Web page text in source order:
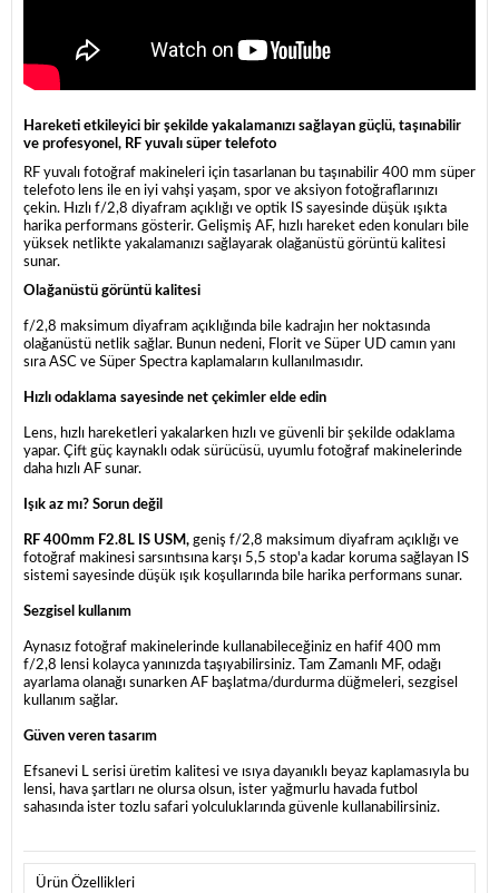
Hareketi etkileyici bir şekilde yakalamanızı sağlayan güçlü, taşınabilir
ve profesyonel, RF yuvalı süper telefoto
RF yuvalı fotoğraf makineleri için tasarlanan bu taşınabilir 400 mm süper
telefoto lens ile en iyi vahşi yaşam, spor ve aksiyon fotoğraflarınızı
çekin. Hızlı f/2,8 diyafram açıklığı ve optik IS sayesinde düşük ışıkta
harika performans gösterir. Gelişmiş AF, hızlı hareket eden konuları bile
yüksek netlikte yakalamanızı sağlayarak olağanüstü görüntü kalitesi
sunar.
Olağanüstü görüntü kalitesi
f/2,8 maksimum diyafram açıklığında bile kadrajın her noktasında
olağanüstü netlik sağlar. Bunun nedeni, Florit ve Süper UD camın yanı
sıra ASC ve Süper Spectra kaplamaların kullanılmasıdır.
Hızlı odaklama sayesinde net çekimler elde edin
Lens, hızlı hareketleri yakalarken hızlı ve güvenli bir şekilde odaklama
yapar. Çift güç kaynaklı odak sürücüsü, uyumlu fotoğraf makinelerinde
daha hızlı AF sunar.
Işık az mı? Sorun değil
RF 400mm F2.8L IS USM, geniş f/2,8 maksimum diyafram açıklığı ve
fotoğraf makinesi sarsıntısına karşı 5,5 stop'a kadar koruma sağlayan IS
sistemi sayesinde düşük ışık koşullarında bile harika performans sunar.
Sezgisel kullanım
Aynasız fotoğraf makinelerinde kullanabileceğiniz en hafif 400 mm
f/2,8 lensi kolayca yanınızda taşıyabilirsiniz. Tam Zamanlı MF, odağı
ayarlama olanağı sunarken AF başlatma/durdurma düğmeleri, sezgisel
kullanım sağlar.
Güven veren tasarım
Efsanevi L serisi üretim kalitesi ve ısıya dayanıklı beyaz kaplamasıyla bu
lensi, hava şartları ne olursa olsun, ister yağmurlu havada futbol
sahasında ister tozlu safari yolculuklarında güvenle kullanabilirsiniz.
Ürün Özellikleri